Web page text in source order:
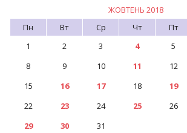
ЖОВТЕНЬ 2018
Пн
Вт Ср Чт Пт
1
2 3 4 5
8
9 10 11 12
15
16 17 18 19
22
23 24 25 26
29
30 31